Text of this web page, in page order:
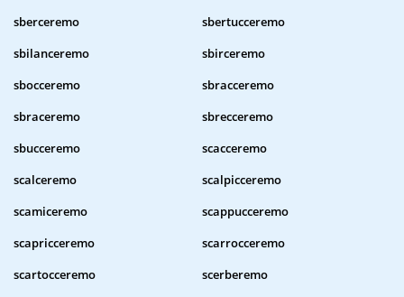
sberceremo
sbertucceremo
sbilanceremo
sbirceremo
sbocceremo
sbracceremo
sbraceremo
sbrecceremo
sbucceremo
scacceremo
scalceremo
scalpicceremo
scamiceremo
scappucceremo
scapricceremo
scarrocceremo
scartocceremo
scerberemo